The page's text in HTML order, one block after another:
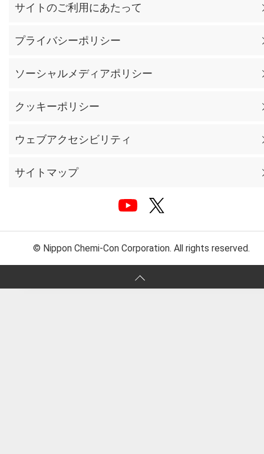
サイトのご利用にあたって
プライバシーポリシー
ソーシャルメディアポリシー
クッキーポリシー
ウェブアクセシビリティ
サイトマップ
© Nippon Chemi-Con Corporation. All rights reserved.